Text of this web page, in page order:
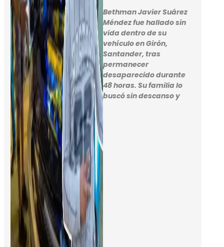
Bethman Javier Suárez
Méndez fue hallado sin
vida dentro de su
vehículo en Girón,
Santander, tras
permanecer
desaparecido durante
48 horas. Su familia lo
buscó sin descanso y